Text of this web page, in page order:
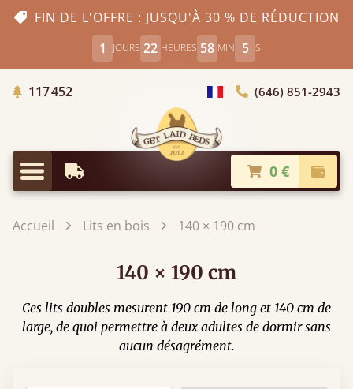
FIN DE L'OFFRE : JUSQU'À 30 % DE RÉDUCTION
1
JOURS 22 HEURES 58 MIN 3 S
117 452Arbres Plantés
Choisir le pays(646) 851-2943
Menu
Livraison à partir de 0 €
Accueil Lits en bois 140 × 190 cm
140 × 190 cm
Ces lits doubles mesurent 190 cm de long et 140 cm de
large, de quoi permettre à deux adultes de dormir sans
aucun désagrément.